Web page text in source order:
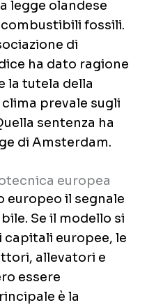
legge olandese
fossili.
di
ha dato ragione
la tutela della
prevale sugli
sentenza ha
di Amsterdam.
europea
europeo il segnale
Se il modello si
capitali europee, le
allevatori e
essere
è la